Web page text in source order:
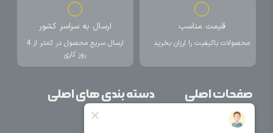
قیمت مناسب
محصولات باکیفیت را ارزان بخرید
ارسال به سراسر کشور
ارسال سریع محصول در کمتر از 4
روز کاری
صفحات اصلی
خانه
دسته بندی های اصلی